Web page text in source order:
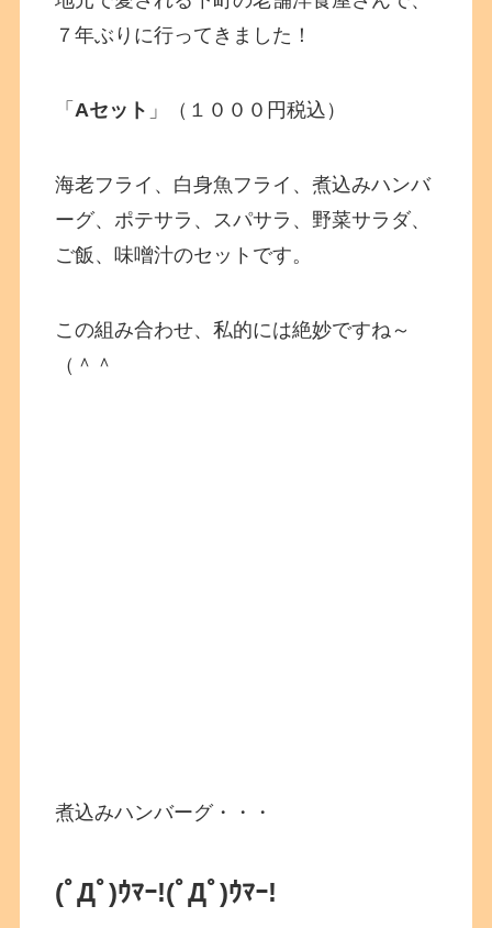
７年ぶりに行ってきました！
「 Aセット 」（１０００円税込）
海老フライ、白身魚フライ、煮込みハンバ
ーグ、ポテサラ、スパサラ、野菜サラダ、
ご飯、味噌汁のセットです。
この組み合わせ、私的には絶妙ですね～
（＾＾
煮込みハンバーグ・・・
(ﾟДﾟ)ｳﾏｰ!(ﾟДﾟ)ｳﾏｰ!